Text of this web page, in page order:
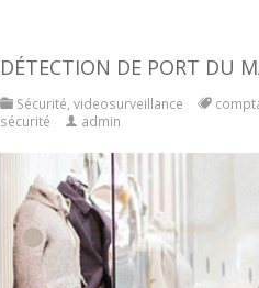
DÉTECTION DE PORT DU
Sécurité, videosurveillance
sécurité
admin